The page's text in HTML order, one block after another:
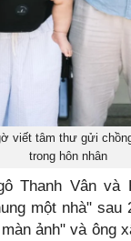
viết tâm thư gửi
trong hôn nhân
Thanh Vân và
một nhà" sau
ảnh" và ông